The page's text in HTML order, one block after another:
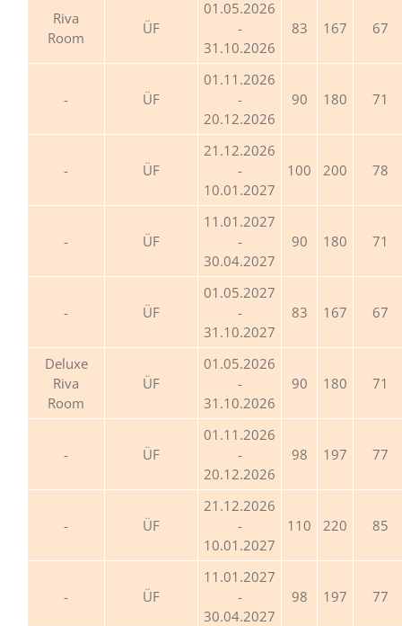
Riva
Room
ÜF
01.05.2026
-
31.10.2026
83 167 67
ÜF
01.11.2026
-
20.12.2026
90 180 71
ÜF
21.12.2026
-
10.01.2027
100 200 78
ÜF
11.01.2027
-
30.04.2027
90 180 71
ÜF
01.05.2027
-
31.10.2027
83 167 67
Deluxe
Riva
Room
ÜF
01.05.2026
-
31.10.2026
90 180 71
ÜF
01.11.2026
-
20.12.2026
98 197 77
ÜF
21.12.2026
-
10.01.2027
110 220 85
ÜF
11.01.2027
-
30.04.2027
98 197 77